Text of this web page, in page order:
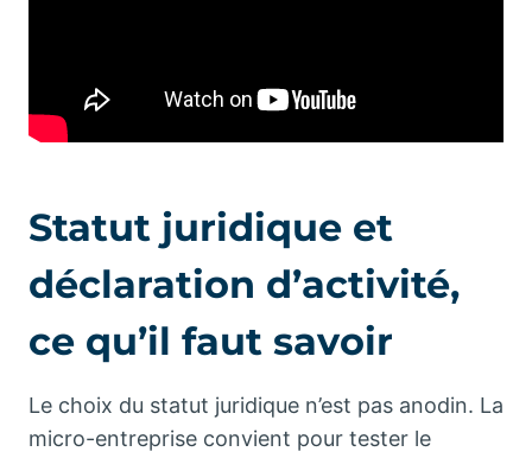
Statut juridique et
déclaration d’activité,
ce qu’il faut savoir
Le choix du statut juridique n’est pas anodin. La
micro-entreprise convient pour tester le